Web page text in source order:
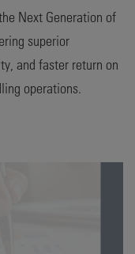
Next Generation of
superior
and faster return on
operations.